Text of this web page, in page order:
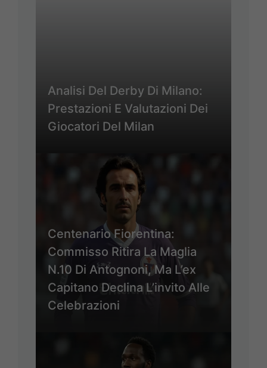
Analisi Del Derby Di Milano:
Prestazioni E Valutazioni Dei
Giocatori Del Milan
Centenario Fiorentina:
Commisso Ritira La Maglia
N.10 Di Antognoni, Ma L’ex
Capitano Declina L’invito Alle
Celebrazioni